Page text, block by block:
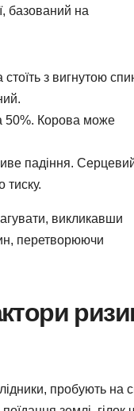
базований на
з вигнутою
50%. Корова може
падіння.
тиску.
викликавши
перетворюючи
пробують на